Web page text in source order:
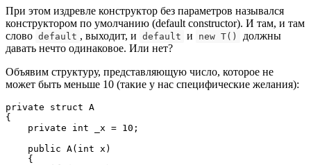
При этом издревле конструктор без параметров назывался
конструктором по умолчанию (default constructor). И там, и там
слово default , выходит, и default и new T()
должны
давать нечто одинаковое. Или нет?
Объявим структуру, представляющую число, которое не
может быть меньше 10 (такие у нас специфические желания):
private struct A
{
    private int _x = 10;
    public A(int x)
    {